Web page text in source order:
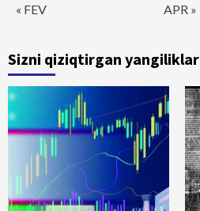
« FEV APR »
Sizni qiziqtirgan yangiliklar